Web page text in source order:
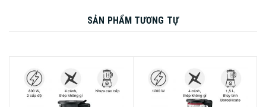
SẢN PHẨM TƯƠNG TỰ